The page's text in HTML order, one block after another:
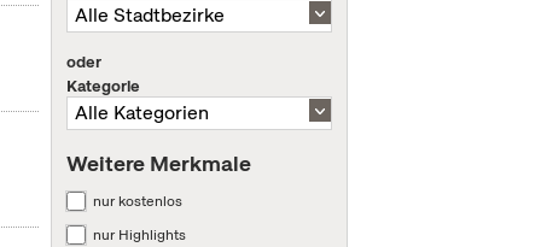
oder
Kategorie
Weitere Merkmale
nur kostenlos
nur Highlights